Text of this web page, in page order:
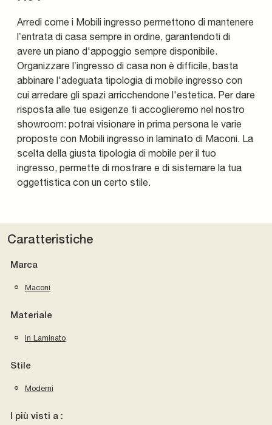
Arredi come i Mobili ingresso permettono di mantenere
l’entrata di casa sempre in ordine, garantendoti di
avere un piano d'appoggio sempre disponibile.
Organizzare l’ingresso di casa non è difficile, basta
abbinare l'adeguata tipologia di mobile ingresso con
cui arredare gli spazi arricchendone l'estetica. Per dare
risposta alle tue esigenze ti accoglieremo nel nostro
showroom: potrai visionare in prima persona le varie
proposte con Mobili ingresso in laminato di Maconi. La
scelta della giusta tipologia di mobile per il tuo
ingresso, permette di mostrare e di sistemare la tua
oggettistica con un certo stile.
Caratteristiche
Marca
Maconi
Materiale
In Laminato
Stile
Moderni
I più visti a :